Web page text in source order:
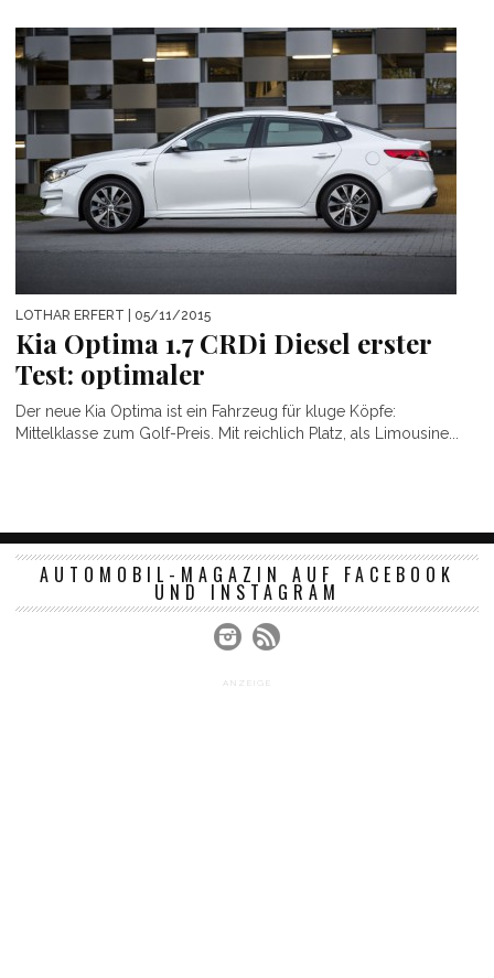
LOTHAR ERFERT | 05/11/2015
Kia Optima 1.7 CRDi Diesel erster
Test: optimaler
Der neue Kia Optima ist ein Fahrzeug für kluge Köpfe:
Mittelklasse zum Golf-Preis. Mit reichlich Platz, als Limousine...
AUTOMOBIL-MAGAZIN AUF FACEBOOK
UND INSTAGRAM
ANZEIGE